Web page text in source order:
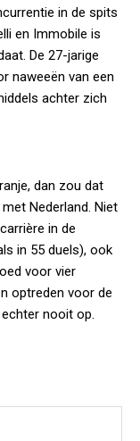
in de spits
en Immobile is
De 27-jarige
naweeën van een
achter zich
dan zou dat
Nederland. Niet
in de
in 55 duels), ook
voor vier
optreden voor de
nooit op.